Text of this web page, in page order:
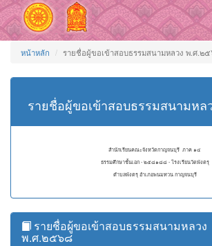
หน้าหลัก รายชื่อผู้ขอเข้าสอบธรรมสนามหลวง พ.ศ.๒
รายชื่อผู้ขอเข้าสอบธรรมสนามห
สำนักเรียนคณะจังหวัดกาญจนบุรี ภาค ๑๔
ธรรมศึกษาชั้นเอก - ๒๕๘๑๘๘ - โรงเรียนวัดพังตรุ
ตำบลพังตรุ อำเภอพนมทวน กาญจนบุรี
รายชื่อผู้ขอเข้าสอบธรรมสนามหลวง
พ.ศ.๒๕๖๘